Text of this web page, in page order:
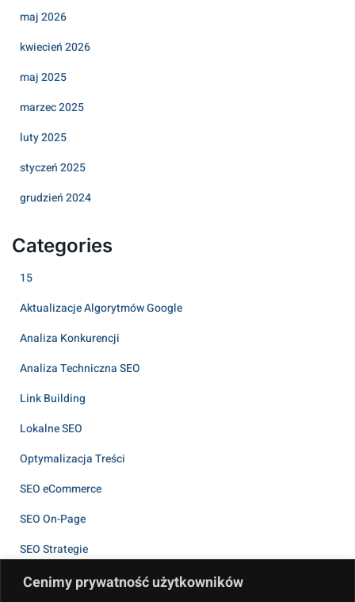
Cenimy prywatność użytkowników
maj 2026
kwiecień 2026
maj 2025
marzec 2025
luty 2025
styczeń 2025
grudzień 2024
Categories
15
Aktualizacje Algorytmów Google
Analiza Konkurencji
Analiza Techniczna SEO
Link Building
Lokalne SEO
Optymalizacja Treści
SEO eCommerce
SEO On-Page
SEO Strategie
Uncategorized